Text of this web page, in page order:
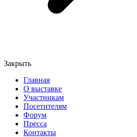
Закрыть
Главная
О выставке
Участникам
Посетителям
Форум
Пресса
Контакты